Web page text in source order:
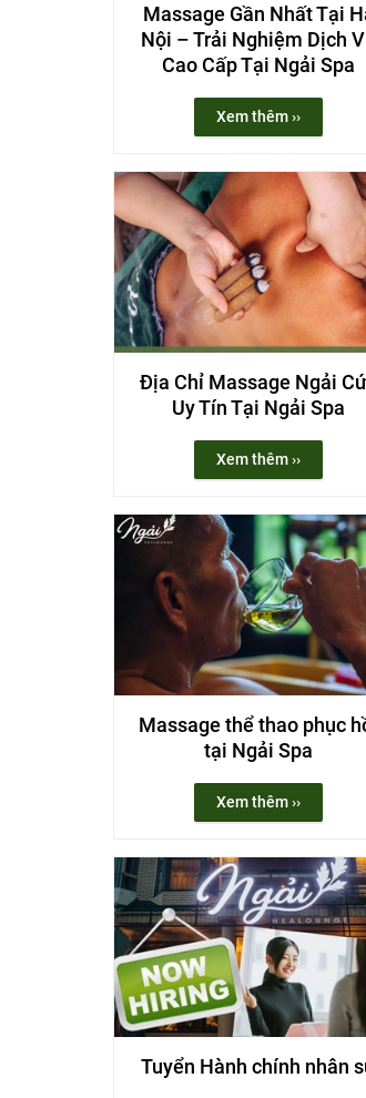
Massage Gần Nhất​ Tại
Nội – Trải Nghiệm Dịch
Cao Cấp Tại Ngải Spa
Xem thêm ››
Địa Chỉ Massage Ngải
Uy Tín Tại Ngải Spa
Xem thêm ››
Massage thể thao phục
tại Ngải Spa
Xem thêm ››
Tuyển Hành chính nhân